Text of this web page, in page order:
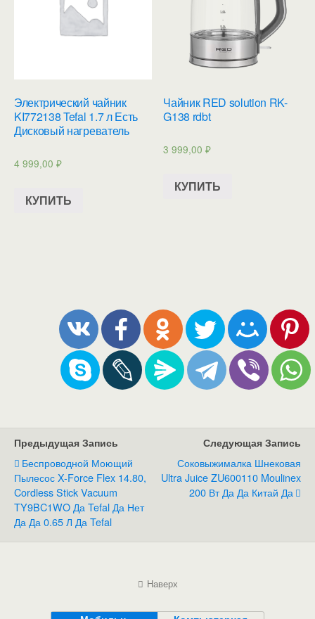
Электрический чайник
KI772138 Tefal 1.7 л Есть
Дисковый нагреватель
4 999,00 ₽
КУПИТЬ
Чайник RED solution RK-
G138 rdbt
3 999,00₽
КУПИТЬ
Предыдущая Запись
Беспроводной Моющий
Пылесос X-Force Flex 14.80,
Cordless Stick Vacuum
TY9BC1WO Да Tefal Да Нет
Да Да 0.65 Л Да Tefal
Следующая Запись
Соковыжималка Шнековая
Ultra Juice ZU600110 Moulinex
200 Вт Да Да Китай Да
Наверх